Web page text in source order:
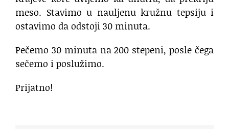
meso. Stavimo u nauljenu kružnu tepsiju i
ostavimo da odstoji 30 minuta.
Pečemo 30 minuta na 200 stepeni, posle čega
sečemo i poslužimo.
Prijatno!